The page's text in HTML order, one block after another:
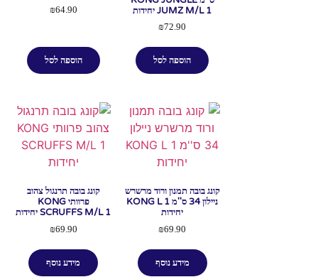
JUMZ M/L 1 יחידות
₪72.90
הוספה לסל
₪64.90
הוספה לסל
קונג בובה תמנון ורוד מרשרש
ניילון 34 ס''מ KONG L 1
יחידות
₪69.90
מידע נוסף
קונג בובה תרנגול צהוב
פרוותי KONG
SCRUFFS M/L 1 יחידות
₪69.90
מידע נוסף